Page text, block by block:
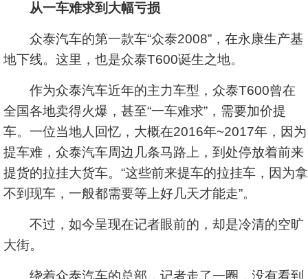
从一车难求到大幅亏损
众泰汽车的第一款车“众泰2008”，在永康生产基
地下线。这里，也是众泰T600诞生之地。
作为众泰汽车近年的主力车型，众泰T600曾在
全国各地卖得火爆，甚至“一车难求”，需要加价提
车。一位当地人回忆，大概在2016年~2017年，因为
提车难，众泰汽车周边几条马路上，到处停放着前来
提货的拉挂大货车。“这些前来提车的拉挂车，因为拿
不到现车，一般都需要等上好几天才能走”。
不过，如今呈现在记者眼前的，却是冷清的空旷
大街。
绕着众泰汽车的总部，记者走了一圈，没有看到